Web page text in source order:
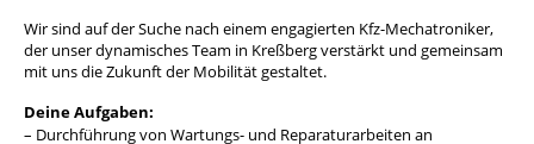
Wir sind auf der Suche nach einem engagierten Kfz-Mechatroniker,
der unser dynamisches Team in Kreßberg verstärkt und gemeinsam
mit uns die Zukunft der Mobilität gestaltet.
Deine Aufgaben:
– Durchführung von Wartungs- und Reparaturarbeiten an